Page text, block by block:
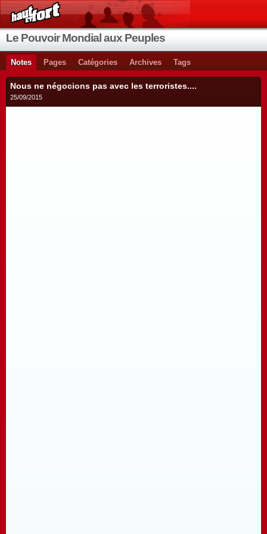
Le Pouvoir Mondial aux Peuples
Notes Pages Catégories Archives Tags
Nous ne négocions pas avec les terroristes....
25/09/2015